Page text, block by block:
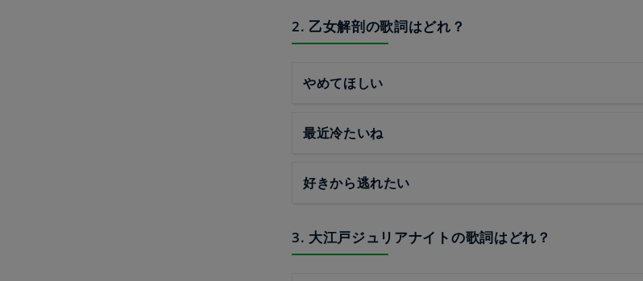
2. 乙女解剖の歌詞はどれ？
やめてほしい
最近冷たいね
好きから逃れたい
3. 大江戸ジュリアナイトの歌詞はどれ？